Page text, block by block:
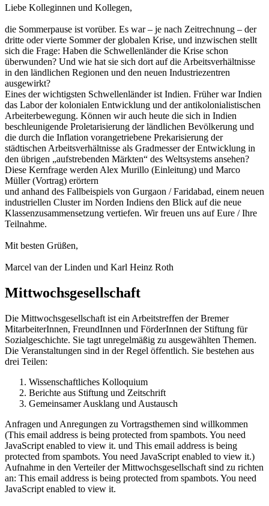
Liebe Kolleginnen und Kollegen,
die Sommerpause ist vorüber. Es war – je nach Zeitrechnung – der
dritte oder vierte Sommer der globalen Krise, und inzwischen stellt
sich die Frage: Haben die Schwellenländer die Krise schon
überwunden? Und wie hat sie sich dort auf die Arbeitsverhältnisse
in den ländlichen Regionen und den neuen Industriezentren
ausgewirkt?
Eines der wichtigsten Schwellenländer ist Indien. Früher war Indien
das Labor der kolonialen Entwicklung und der antikolonialistischen
Arbeiterbewegung. Können wir auch heute die sich in Indien
beschleunigende Proletarisierung der ländlichen Bevölkerung und
die durch die Inflation vorangetriebene Prekarisierung der
städtischen Arbeitsverhältnisse als Gradmesser der Entwicklung in
den übrigen „aufstrebenden Märkten“ des Weltsystems ansehen?
Diese Kernfrage werden Alex Murillo (Einleitung) und Marco
Müller (Vortrag) erörtern
und anhand des Fallbeispiels von Gurgaon / Faridabad, einem neuen
industriellen Cluster im Norden Indiens den Blick auf die neue
Klassenzusammensetzung vertiefen. Wir freuen uns auf Eure / Ihre
Teilnahme.
Mit besten Grüßen,
Marcel van der Linden und Karl Heinz Roth
Mittwochsgesellschaft
Die Mittwochsgesellschaft ist ein Arbeitstreffen der Bremer
MitarbeiterInnen, FreundInnen und FörderInnen der Stiftung für
Sozialgeschichte. Sie tagt unregelmäßig zu ausgewählten Themen.
Die Veranstaltungen sind in der Regel öffentlich. Sie bestehen aus
drei Teilen:
Wissenschaftliches Kolloquium
Berichte aus Stiftung und Zeitschrift
Gemeinsamer Ausklang und Austausch
Anfragen und Anregungen zu Vortragsthemen sind willkommen
(This email address is being protected from spambots. You need
JavaScript enabled to view it. und This email address is being
protected from spambots. You need JavaScript enabled to view it.)
Aufnahme in den Verteiler der Mittwochsgesellschaft sind zu richten
an: This email address is being protected from spambots. You need
JavaScript enabled to view it.